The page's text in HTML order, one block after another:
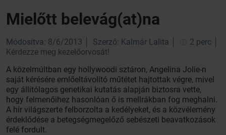
Mielőtt belevág(at)na
Módosítva: 8/6/2013 Szerző: Kalmár Lalita
2 perc
Kérdezze meg kezelőorvosát!
A közelmúltban egy hollywoodi sztáron, Angelina Jolie-n
saját kérésére emlőeltávolító műtétet hajtottak végre, mivel
egy állítólagos genetikai kutatás alapján biztosra vette,
hogy felmenőihez hasonlóan ő is mellrákban fog meghalni.
A hír világszerte felborzolta a kedélyeket, és a közvélemény
érdeklődése a betegségmegelőző sebészeti beavatkozások
felé fordult.